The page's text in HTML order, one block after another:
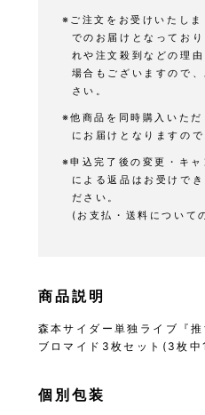
※ご注文をお受けいたし
でのお届けとなってお
れや注文殺到などの理
場合もございますので
さい。
※他商品を同時購入いた
にお届けとなりますの
※申込完了後の変更・キ
による返品はお受けで
ださい。
(お支払・送料について
商品説明
森本サイダー単独ライブ『
ブロマイド3枚セット(3枚
個別包装